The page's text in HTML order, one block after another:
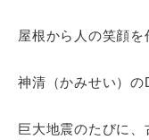
屋根から人の笑顔を
神清（かみせい）の
巨大地震のたびに